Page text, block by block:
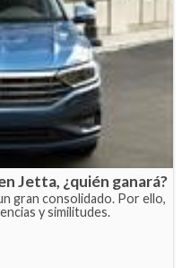
Jetta, ¿quién ganará?
gran consolidado. Por ello,
y similitudes.